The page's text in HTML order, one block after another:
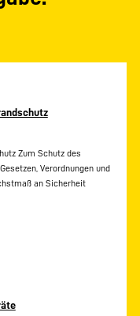
Zum Schutz des
Verordnungen und
an Sicherheit